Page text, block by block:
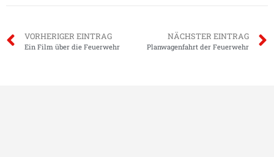
VORHERIGER EINTRAG
Ein Film über die Feuerwehr
NÄCHSTER EINTRAG
Planwagenfahrt der Feuerwehr